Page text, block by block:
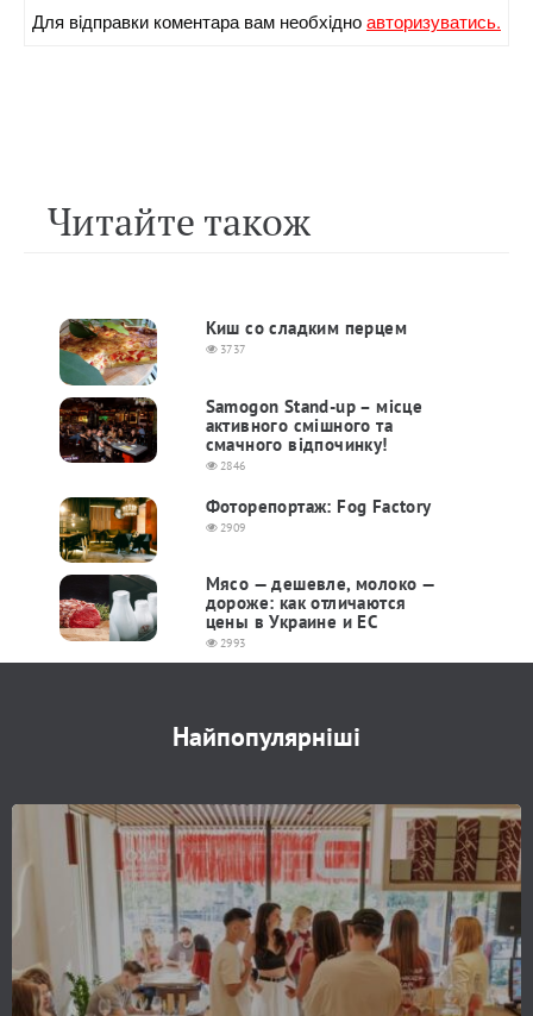
Для вiдправки коментара вам необхiдноавторизуватись.
Читайте також
Киш со сладким перцем
3737
Samogon Stand-up – місце
активного смішного та
смачного відпочинку!
2846
Фоторепортаж: Fog Factory
2909
Мясо — дешевле, молоко —
дороже: как отличаются
цены в Украине и ЕС
2993
Найпопулярніші